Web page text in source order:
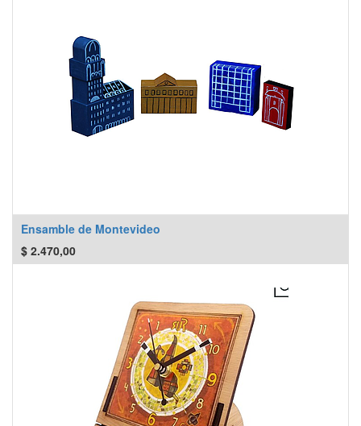
Ensamble de Montevideo
$ 2.470,00